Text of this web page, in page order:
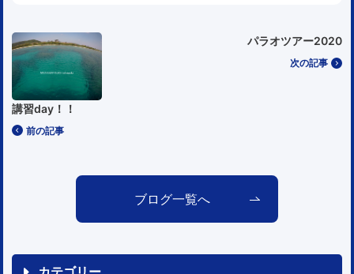
前の記事
講習day！！
次の記事
パラオツアー2020
ブログ一覧へ